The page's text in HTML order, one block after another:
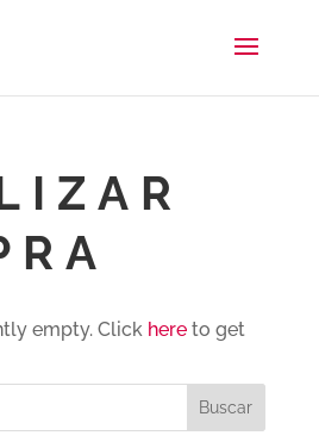
empty. Click hereto get